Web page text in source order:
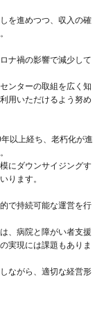
を進めつつ、収入の確
ナ禍の影響で減少して
ンターの取組を広く知
用いただけるよう努め
以上経ち、老朽化が進
にダウンサイジングす
ります。
で持続可能な運営を行
、病院と障がい者支援
実現には課題もありま
ながら、適切な経営形